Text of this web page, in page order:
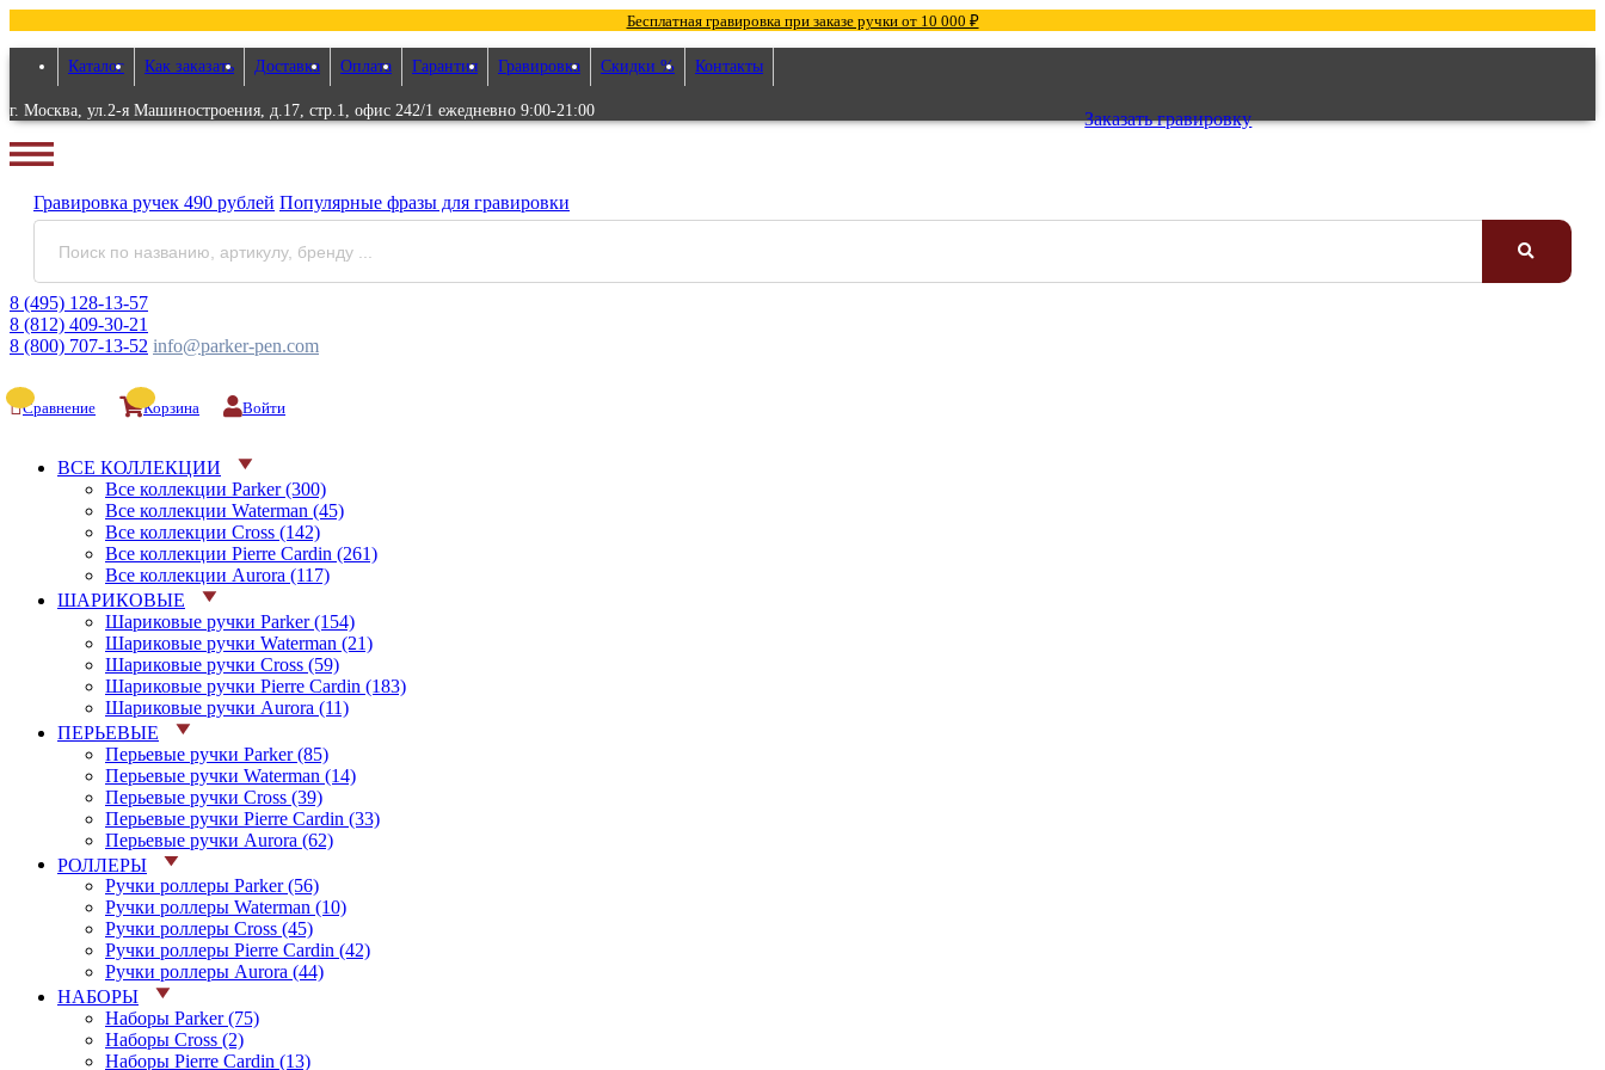
Бесплатная гравировка при заказе ручки от 10 000 ₽
Каталог Как заказать Доставка Оплата Гарантия Гравировка Скидки % Контакты
г. Москва, ул.2-я Машиностроения, д.17, стр.1, офис 242/1 ежедневно 9:00-21:00 Заказать гравировку
Гравировка ручек 490 рублей Популярные фразы для гравировки
8 (495) 128-13-57
8 (812) 409-30-21
8 (800) 707-13-52 info@parker-pen.com
Сравнение Корзина Войти
ВСЕ КОЛЛЕКЦИИ
Все коллекции Parker (300)
Все коллекции Waterman (45)
Все коллекции Cross (142)
Все коллекции Pierre Cardin (261)
Все коллекции Aurora (117)
ШАРИКОВЫЕ
Шариковые ручки Parker (154)
Шариковые ручки Waterman (21)
Шариковые ручки Cross (59)
Шариковые ручки Pierre Cardin (183)
Шариковые ручки Aurora (11)
ПЕРЬЕВЫЕ
Перьевые ручки Parker (85)
Перьевые ручки Waterman (14)
Перьевые ручки Cross (39)
Перьевые ручки Pierre Cardin (33)
Перьевые ручки Aurora (62)
РОЛЛЕРЫ
Ручки роллеры Parker (56)
Ручки роллеры Waterman (10)
Ручки роллеры Cross (45)
Ручки роллеры Pierre Cardin (42)
Ручки роллеры Aurora (44)
НАБОРЫ
Наборы Parker (75)
Наборы Cross (2)
Наборы Pierre Cardin (13)